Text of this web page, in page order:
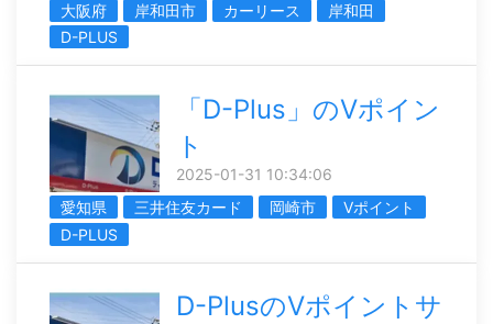
大阪府 岸和田市 カーリース
岸和田
D-PLUS
「D-Plus」のVポイン
ト
2025-01-31 10:34:06
愛知県
三井住友カード 岡崎市
Vポイント
D-PLUS
D-PlusのVポイントサ